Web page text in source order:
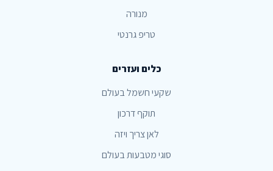
מנורה
טריפ גרנטי
כלים ועזרים
שקעי חשמל בעולם
תוקף דרכון
לאן צריך ויזה
סוגי מטבעות בעולם